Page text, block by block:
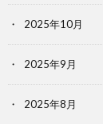
2025年10月
2025年9月
2025年8月